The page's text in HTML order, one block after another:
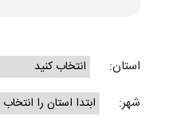
استان:
شهر: